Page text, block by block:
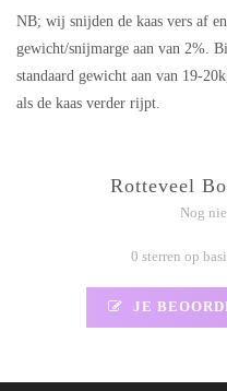
NB; wij snijden de kaas vers af
gewicht/snijmarge aan van 2%.
standaard gewicht aan van 19-
als de kaas verder rijpt.
Rotteveel
Nog
0 sterren op
JE